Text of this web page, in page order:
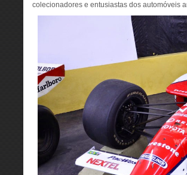
colecionadores e entusiastas dos automóveis